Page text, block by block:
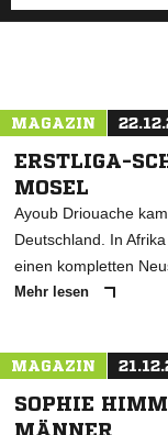
MAGAZIN
ERSTLIGA-
MOSEL
Ayoub Driouache
Deutschland. In
einen kompletten
Mehr lesen
MAGAZIN
SOPHIE
MÄNNER